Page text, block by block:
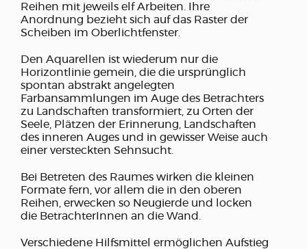
Reihen mit jeweils elf Arbeiten. Ihre
Anordnung bezieht sich auf das Raster der
Scheiben im Oberlichtfenster.
Den Aquarellen ist wiederum nur die
Horizontlinie gemein, die die ursprünglich
spontan abstrakt angelegten
Farbansammlungen im Auge des Betrachters
zu Landschaften transformiert, zu Orten der
Seele, Plätzen der Erinnerung, Landschaften
des inneren Auges und in gewisser Weise auch
einer versteckten Sehnsucht.
Bei Betreten des Raumes wirken die kleinen
Formate fern, vor allem die in den oberen
Reihen, erwecken so Neugierde und locken
die BetrachterInnen an die Wand.
Verschiedene Hilfsmittel ermöglichen Aufstieg